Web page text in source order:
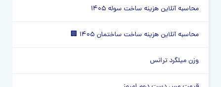
محاسبه آنلاین هزینه ساخت سوله 1405
محاسبه آنلاین هزینه ساخت ساختمان 1405 🏢
وزن میلگرد ترانس